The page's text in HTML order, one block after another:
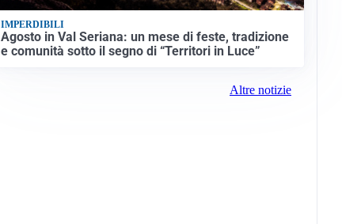
IMPERDIBILI
Agosto in Val Seriana: un mese di feste, tradizione
e comunità sotto il segno di “Territori in Luce”
Altre notizie